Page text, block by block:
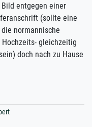
einer
(sollte eine
gleichzeitig
zu Hause